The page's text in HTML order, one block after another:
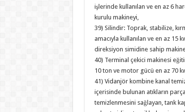
işlerinde kullanılan ve en az 6
kurulu makineyi,
39) Silindir: Toprak, stabilize,
amacıyla kullanılan ve en az
direksiyon simidine sahip
40) Terminal çekici makinesi
10 ton ve motor gücü en az 70
41) Vidanjör kombine kanal
içerisinde bulunan atıkların
temizlenmesini sağlayan, tank